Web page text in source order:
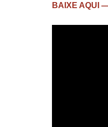
BAIXE AQUI